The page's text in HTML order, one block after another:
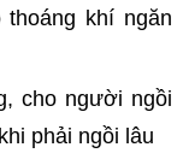
khí ngăn
cho người ngồi
phải ngồi lâu